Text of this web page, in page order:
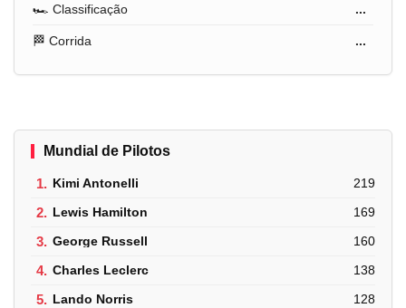
🏎️ Classificação ...
🏁 Corrida ...
Mundial de Pilotos
1. Kimi Antonelli 219
2. Lewis Hamilton 169
3. George Russell 160
4. Charles Leclerc 138
5. Lando Norris 128